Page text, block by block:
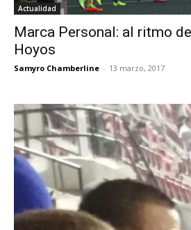
Actualidad
Marca Personal: al ritmo
Hoyos
Samyro Chamberline - 13 marzo, 2017